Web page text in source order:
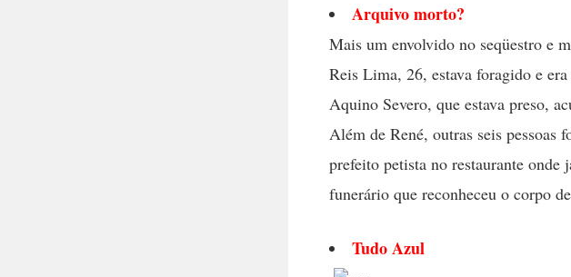
Arquivo morto?
Mais um envolvido no seqüestro e
Reis Lima, 26, estava foragido e
Aquino Severo, que estava preso,
Além de René, outras seis pessoas
prefeito petista no restaurante onde
funerário que reconheceu o corpo
Tudo Azul